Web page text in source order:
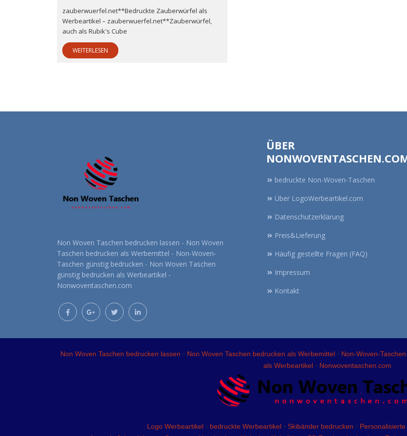
zauberwuerfel.net**Bedruckte Zauberwürfel als
Werbeartikel – zauberwuerfel.net**Zauberwürfel,
auch als Rubik's Cube
WEITERLESEN
Non Woven Taschen bedrucken lassen - Non Woven
Taschen bedrucken als Werbemittel - Non-Woven-
Taschen günstig bedrucken - Non Woven Taschen
günstig bedrucken als Werbeartikel -
Nonwoventaschen.com
ÜBER
bedruckte Non-Woven-Taschen
Über LogoWerbeartikel.com
Datenschutzerklärung
Preis&Lieferung
Häufig gestellte Fragen (FAQ)
Impressum
Kontakt
Non Woven Taschen bedrucken lassen - Non Woven Taschen bedrucken als Werbemittel - Non-Woven-
als Werbeartikel- Nonwoventaschen.com
Logo Werbeartikel - bedruckte Werbeartikel - Skibänder bedrucken -